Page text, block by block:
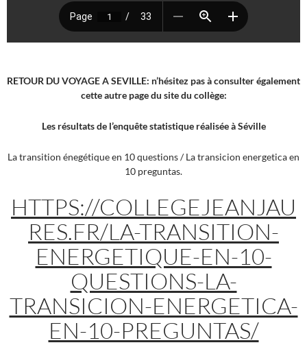
RETOUR DU VOYAGE A SEVILLE: n’hésitez pas à consulter également
cette autre page du site du collège:
Les résultats de l’enquête statistique réalisée à Séville
La transition énegétique en 10 questions / La transicion energetica en
10 preguntas.
HTTPS://COLLEGEJEANJAU
RES.FR/LA-TRANSITION-
ENERGETIQUE-EN-10-
QUESTIONS-LA-
TRANSICION-ENERGETICA-
EN-10-PREGUNTAS/